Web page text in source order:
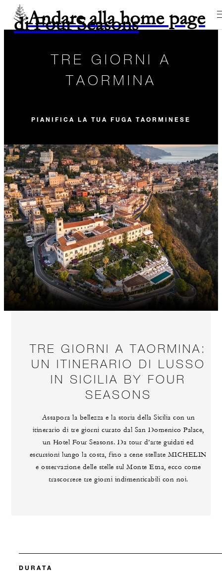
Andare alla home page
di Four Seasons
TRE GIORNI A
TAORMINA
PIANIFICA LA TUA FUGA TAORMINESE
TRE GIORNI A TAORMINA:
UN ITINERARIO DI LUSSO
IN SICILIA BY FOUR
SEASONS
Assapora la bellezza e la storia della Sicilia con un
itinerario di tre giorni curato dal San Domenico Palace,
un Hotel Four Seasons. Da tour d’arte guidati ed
escursioni lungo la costa, fino a cene stellate MICHELIN
e osservazione delle stelle sul Monte Etna, ecco come
trascorrere tre giorni indimenticabili con noi.
DURATA